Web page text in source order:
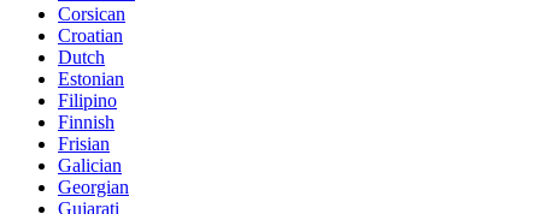
Corsican
Croatian
Dutch
Estonian
Filipino
Finnish
Frisian
Galician
Georgian
Gujarati